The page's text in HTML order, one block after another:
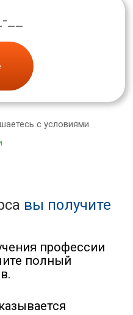
с условиями
вы получите
профессии
полный